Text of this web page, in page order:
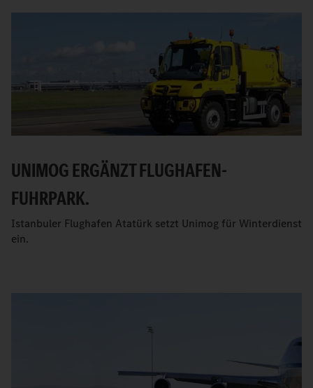
UNIMOG ERGÄNZT FLUGHAFEN-
FUHRPARK.
Istanbuler Flughafen Atatürk setzt Unimog für Winterdienst
ein.